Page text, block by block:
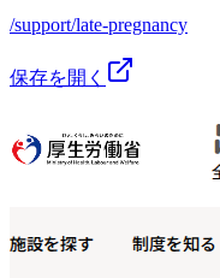
/support/late-pregnancy
保存を開く